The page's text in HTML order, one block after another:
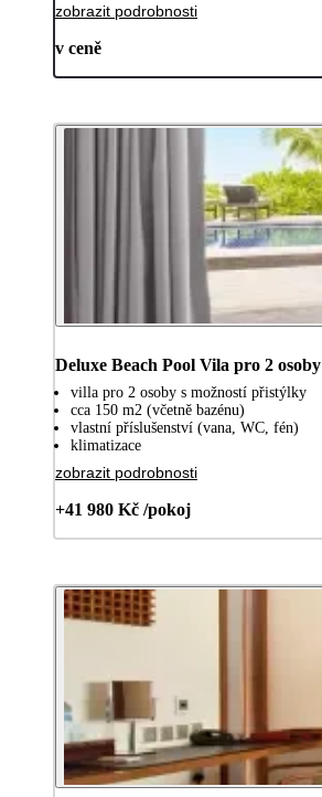
zobrazit podrobnosti
v ceně
Deluxe Beach Pool Vila pro 2 osoby
villa pro 2 osoby s možností přistýlky
cca 150 m2 (včetně bazénu)
vlastní příslušenství (vana, WC, fén)
klimatizace
zobrazit podrobnosti
+41 980 Kč /pokoj